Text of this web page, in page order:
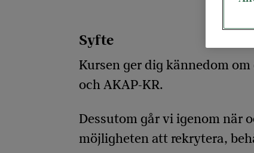
Syfte
Kursen ger dig kännedom
och AKAP-KR.
Dessutom går vi igenom när
möjligheten att rekrytera,